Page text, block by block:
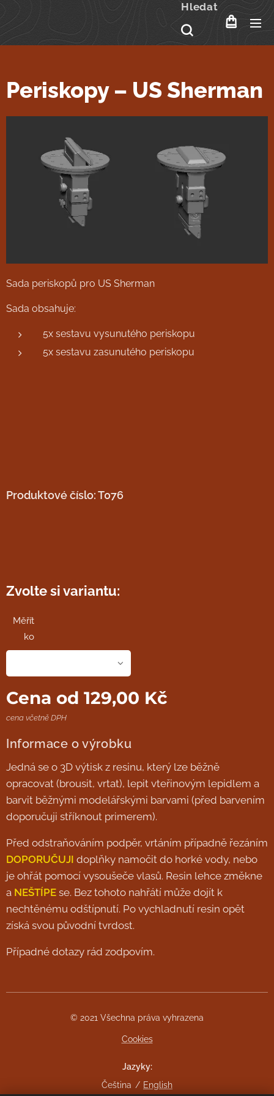
Hledat
Periskopy – US Sherman
Sada periskopů pro US Sherman
Sada obsahuje:
5x sestavu vysunutého periskopu
5x sestavu zasunutého periskopu
Produktové číslo: T076
Zvolte si variantu:
Měřít
ko
Cena od 129,00 Kč
cena včetně DPH
Informace o výrobku
Jedná se o 3D výtisk z resinu, který lze běžně
opracovat (brousit, vrtat), lepit vteřinovým lepidlem a
barvit běžnými modelářskými barvami (před barvením
doporučuji stříknout primerem).
Před odstraňováním podpěr, vrtáním případně řezáním
DOPORUČUJI doplňky namočit do horké vody, nebo
je ohřát pomocí vysoušeče vlasů. Resin lehce změkne
a NEŠTÍPE se. Bez tohoto nahřátí může dojít k
nechtěnému odštípnutí. Po vychladnutí resin opět
získá svou původní tvrdost.
Případné dotazy rád zodpovím.
© 2021 Všechna práva vyhrazena
Cookies
Jazyky
Čeština
English